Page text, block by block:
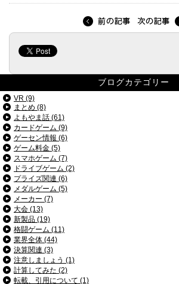
ブログカテゴリー
VR (9)
まとめ (8)
よもやま話 (61)
カードゲーム (9)
ゲーセン情報 (6)
ゲーム料金 (5)
スマホゲーム (7)
ドライブゲーム (2)
プライズ関連 (6)
メダルゲーム (5)
メーカー (7)
大会 (13)
新製品 (19)
格闘ゲーム (11)
業界全体 (44)
決算関連 (3)
注意しましょう (1)
計算してみた (2)
転載、引用について (1)